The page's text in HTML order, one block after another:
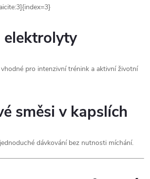
elektrolyty
pro intenzivní trénink a aktivní životní
směsi v kapslích
dávkování bez nutnosti míchání.